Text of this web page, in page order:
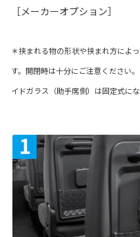
［メーカーオプション］
＊挟まれる物の形状や挟まれ方によ
す。開閉時は十分にご注意ください
イドガラス（助手席側）は固定式にな